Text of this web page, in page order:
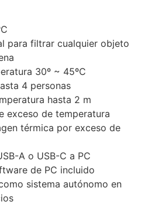
para filtrar cualquier objeto
30º ~ 45ºC
4 personas
hasta 2 m
exceso de temperatura
térmica por exceso de
A o USB-C a PC
de PC incluido
sistema autónomo en